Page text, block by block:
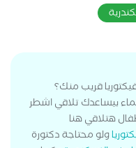
قريب منك؟
بيساعدك تلاقي اشطر
هتلاقي هنا
ولو محتاجة دكتورة